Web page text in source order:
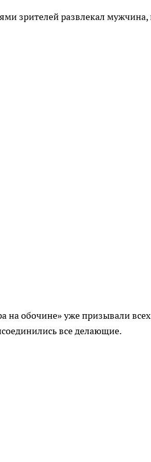
зрителей развлекал
на обочине» уже призывали
все делающие.